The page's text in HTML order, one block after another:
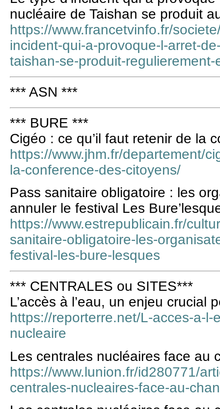
nucléaire de Taishan se produit
https://www.francetvinfo.fr/
incident-qui-a-provoque-l-arret-
taishan-se-produit-
*** ASN ***
*** BURE ***
Cigéo : ce qu’il faut retenir de la
https://www.jhm.fr/departement/
la-conference-des-citoyens/
Pass sanitaire obligatoire : les
annuler le festival Les
https://www.estrepublicain.fr/
sanitaire-obligatoire-les-
festival-les-bure-lesques
*** CENTRALES ou SITES***
L’accès à l’eau, un enjeu crucial
https://reporterre.net/L-acces-a-
nucleaire
Les centrales nucléaires face au
https://www.lunion.fr/id280771/
centrales-nucleaires-face-au-